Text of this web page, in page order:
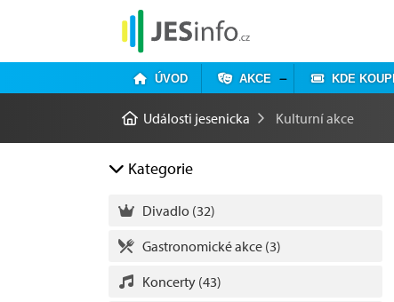
ÚVOD AKCE KDE
Události jesenicka Kulturní akce
Kategorie
Divadlo (32)
Gastronomické akce (3)
Koncerty (43)